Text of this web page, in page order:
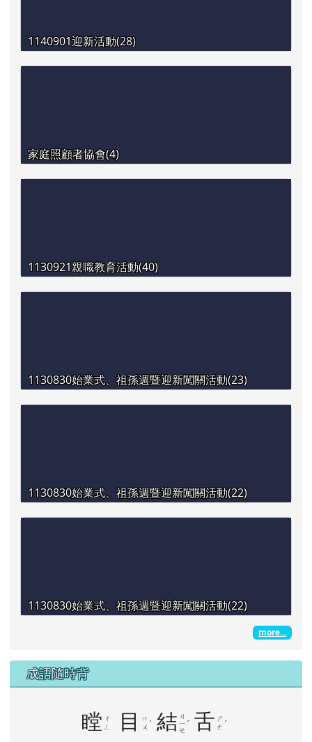
1140901迎新活動(28)
家庭照顧者協會(4)
1130921親職教育活動(40)
1130830始業式、祖孫週暨迎新闖關活動(23)
1130830始業式、祖孫週暨迎新闖關活動(22)
1130830始業式、祖孫週暨迎新闖關活動(22)
more...
成語隨時背
瞠 ㄔ
ㄥ
目
ㄇ
ㄨ ˋ 結 ㄐ
ㄧ
ㄝ
ˊ 舌 ㄕ
ㄜ ˊ